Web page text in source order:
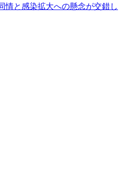
情と感染拡大への懸念が交錯し